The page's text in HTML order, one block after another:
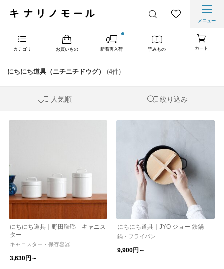
メニュー
カテゴリ お買いもの 新着再入荷 読みもの カート
にちにち道具（ニチニチドウグ） (4件)
人気順 絞り込み
にちにち道具｜野田琺瑯 キャニス
ター
キャニスター・保存容器
3,630円～
にちにち道具｜JYO ジョー 鉄鍋
鍋・フライパン
9,900円～